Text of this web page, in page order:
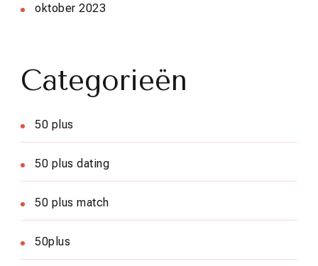
oktober 2023
Categorieën
50 plus
50 plus dating
50 plus match
50plus